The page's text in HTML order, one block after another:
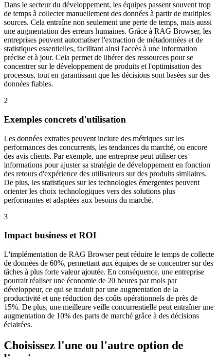
Dans le secteur du développement, les équipes passent souvent trop
de temps à collecter manuellement des données à partir de multiples
sources. Cela entraîne non seulement une perte de temps, mais aussi
une augmentation des erreurs humaines. Grâce à RAG Browser, les
entreprises peuvent automatiser l'extraction de métadonnées et de
statistiques essentielles, facilitant ainsi l'accès à une information
précise et à jour. Cela permet de libérer des ressources pour se
concentrer sur le développement de produits et l'optimisation des
processus, tout en garantissant que les décisions sont basées sur des
données fiables.
2
Exemples concrets d'utilisation
Les données extraites peuvent inclure des métriques sur les
performances des concurrents, les tendances du marché, ou encore
des avis clients. Par exemple, une entreprise peut utiliser ces
informations pour ajuster sa stratégie de développement en fonction
des retours d'expérience des utilisateurs sur des produits similaires.
De plus, les statistiques sur les technologies émergentes peuvent
orienter les choix technologiques vers des solutions plus
performantes et adaptées aux besoins du marché.
3
Impact business et ROI
L'implémentation de RAG Browser peut réduire le temps de collecte
de données de 60%, permettant aux équipes de se concentrer sur des
tâches à plus forte valeur ajoutée. En conséquence, une entreprise
pourrait réaliser une économie de 20 heures par mois par
développeur, ce qui se traduit par une augmentation de la
productivité et une réduction des coûts opérationnels de près de
15%. De plus, une meilleure veille concurrentielle peut entraîner une
augmentation de 10% des parts de marché grâce à des décisions
éclairées.
Choisissez l'une ou l'autre option de